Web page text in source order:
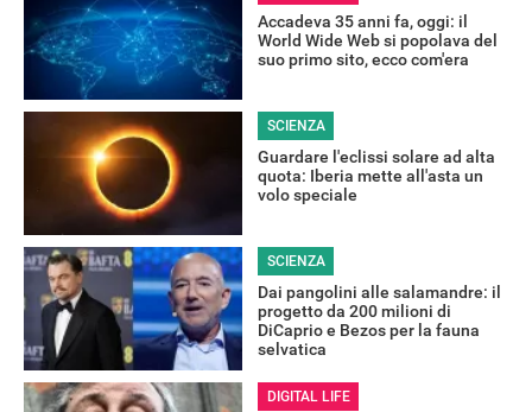
Accadeva 35 anni fa, oggi: il
World Wide Web si popolava del
suo primo sito, ecco com'era
SCIENZA
Guardare l'eclissi solare ad alta
quota: Iberia mette all'asta un
volo speciale
SCIENZA
Dai pangolini alle salamandre: il
progetto da 200 milioni di
DiCaprio e Bezos per la fauna
selvatica
DIGITAL LIFE